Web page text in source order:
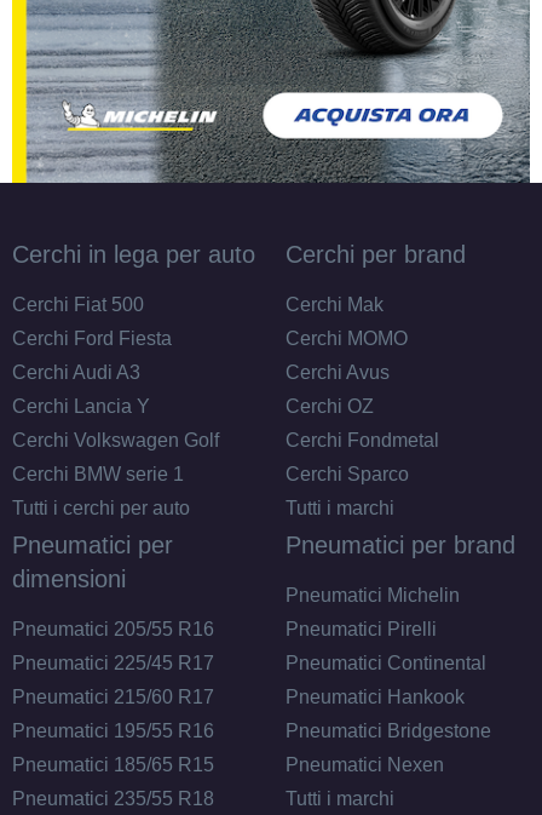
Cerchi in lega per auto
Cerchi Fiat 500
Cerchi Ford Fiesta
Cerchi Audi A3
Cerchi Lancia Y
Cerchi Volkswagen Golf
Cerchi BMW serie 1
Tutti i cerchi per auto
Cerchi per brand
Cerchi Mak
Cerchi MOMO
Cerchi Avus
Cerchi OZ
Cerchi Fondmetal
Cerchi Sparco
Tutti i marchi
Pneumatici per
dimensioni
Pneumatici 205/55 R16
Pneumatici 225/45 R17
Pneumatici 215/60 R17
Pneumatici 195/55 R16
Pneumatici 185/65 R15
Pneumatici 235/55 R18
Pneumatici per brand
Pneumatici Michelin
Pneumatici Pirelli
Pneumatici Continental
Pneumatici Hankook
Pneumatici Bridgestone
Pneumatici Nexen
Tutti i marchi